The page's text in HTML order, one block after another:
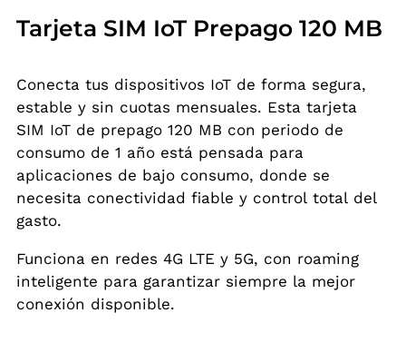
Tarjeta SIM IoT Prepago 120 MB
Conecta tus dispositivos IoT de forma segura,
estable y sin cuotas mensuales. Esta tarjeta
SIM IoT de prepago 120 MB con periodo de
consumo de 1 año está pensada para
aplicaciones de bajo consumo, donde se
necesita conectividad fiable y control total del
gasto.
Funciona en redes 4G LTE y 5G, con roaming
inteligente para garantizar siempre la mejor
conexión disponible.